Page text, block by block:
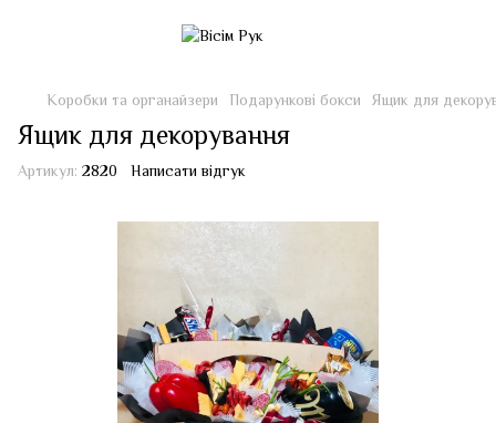
Коробки та органайзери Подарункові бокси Ящик для
Ящик для декорування
Артикул: 2820 Написати відгук